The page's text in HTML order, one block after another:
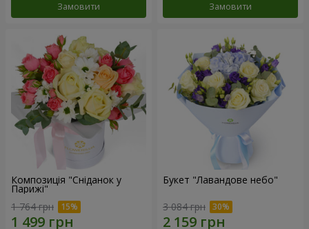
Замовити Замовити
Композиція "Сніданок у
Парижі"
1 764 грн
Букет "Лавандове небо"
3 084 грн